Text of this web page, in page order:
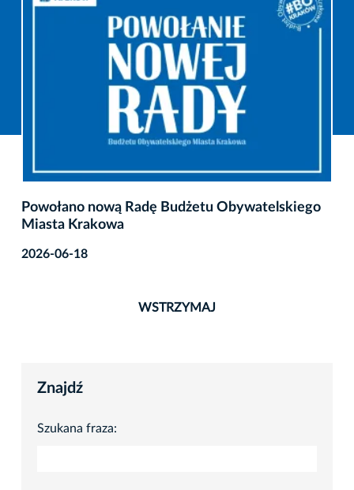
Powołano nową Radę Budżetu Obywatelskiego
Miasta Krakowa
2026-06-18
WSTRZYMAJ
Znajdź
Szukana fraza: